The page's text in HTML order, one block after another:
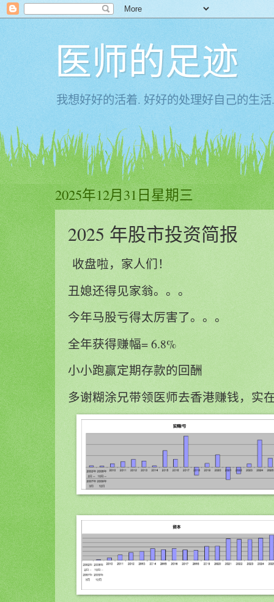
医师的足迹
我想好好的活着. 好好的处理好自己的生
2025年12月31日星期三
2025 年股市投资简报
收盘啦，家人们！
丑媳还得见家翁。。。
今年马股亏得太厉害了。。。
全年获得赚幅= 6.8%
小小跑赢定期存款的回酬
多谢糊涂兄带领医师去香港赚钱，实